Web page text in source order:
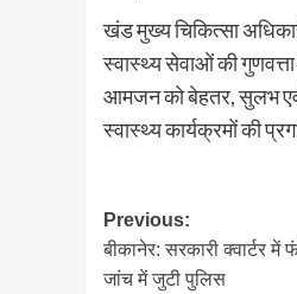
खंड मुख्य चिकित्सा
स्वास्थ्य सेवाओं की
आमजन को बेहतर, सुलभ एवं
स्वास्थ्य कार्यक्रमों की
Post
navigation
Previous:
बीकानेर: सरकारी क्वार्टर
जांच में जुटी पुलिस